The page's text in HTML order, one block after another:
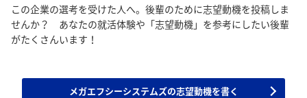
この企業の選考を受けた人へ。後輩のために志望動機を投稿しま
せんか？ あなたの就活体験や「志望動機」を参考にしたい後輩
がたくさんいます！
メガエフシーシステムズの志望動機を書く